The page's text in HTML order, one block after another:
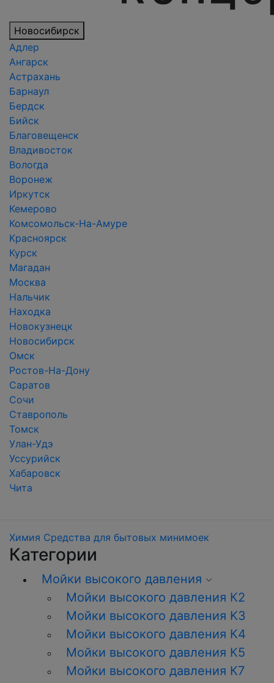
Новосибирск
Адлер
Ангарск
Астрахань
Барнаул
Бердск
Бийск
Благовещенск
Владивосток
Вологда
Воронеж
Иркутск
Кемерово
Комсомольск-На-Амуре
Красноярск
Курск
Магадан
Москва
Нальчик
Находка
Новокузнецк
Новосибирск
Омск
Ростов-На-Дону
Саратов
Сочи
Ставрополь
Томск
Улан-Удэ
Уссурийск
Хабаровск
Чита
Химия Средства для бытовых минимоек
Категории
Мойки высокого давления
Мойки высокого давления К2
Мойки высокого давления K3
Мойки высокого давления К4
Мойки высокого давления К5
Мойки высокого давления К7